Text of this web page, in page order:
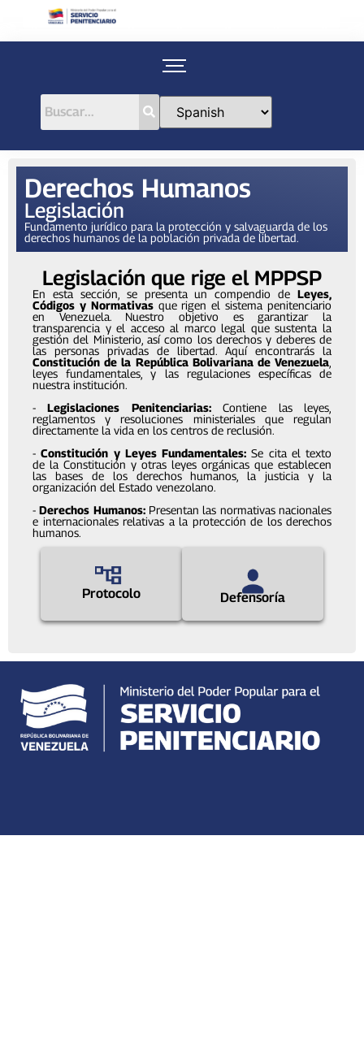
Derechos Humanos
Legislación
Fundamento jurídico para la protección y salvaguarda de los
derechos humanos de la población privada de libertad.
Legislación que rige el MPPSP
En esta sección, se presenta un compendio de Leyes,
Códigos y Normativasque rigen el sistema penitenciario
en Venezuela. Nuestro objetivo es garantizar la
transparencia y el acceso al marco legal que sustenta la
gestión del Ministerio, así como los derechos y deberes de
las personas privadas de libertad. Aquí encontrarás la
Constitución de la República Bolivariana de Venezuela
leyes fundamentales, y las regulaciones específicas de
nuestra institución.
-Legislaciones Penitenciarias:Contiene las leyes,
reglamentos y resoluciones ministeriales que regulan
directamente la vida en los centros de reclusión.
-Constitución y Leyes Fundamentales: Se cita el texto
de la Constitución y otras leyes orgánicas que establecen
las bases de los derechos humanos, la justicia y la
organización del Estado venezolano.
-Derechos Humanos:Presentan las normativas nacionales
e internacionales relativas a la protección de los derechos
humanos.
Protocolo Defensoría